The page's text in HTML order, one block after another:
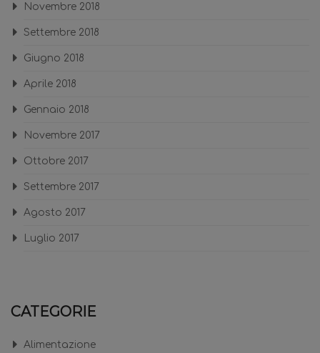
Novembre 2018
Settembre 2018
Giugno 2018
Aprile 2018
Gennaio 2018
Novembre 2017
Ottobre 2017
Settembre 2017
Agosto 2017
Luglio 2017
CATEGORIE
Alimentazione